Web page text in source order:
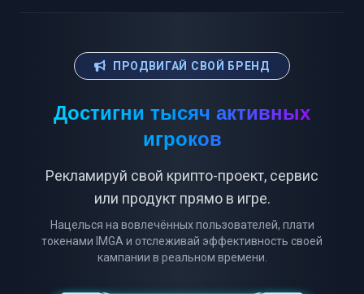
ПРОДВИГАЙ СВОЙ БРЕНД
Достигни тысяч активных
игроков
Рекламируй свой крипто-проект, сервис
или продукт прямо в игре.
Нацелься на вовлечённых пользователей, плати
токенами IMGA и отслеживай эффективность своей
кампании в реальном времени.